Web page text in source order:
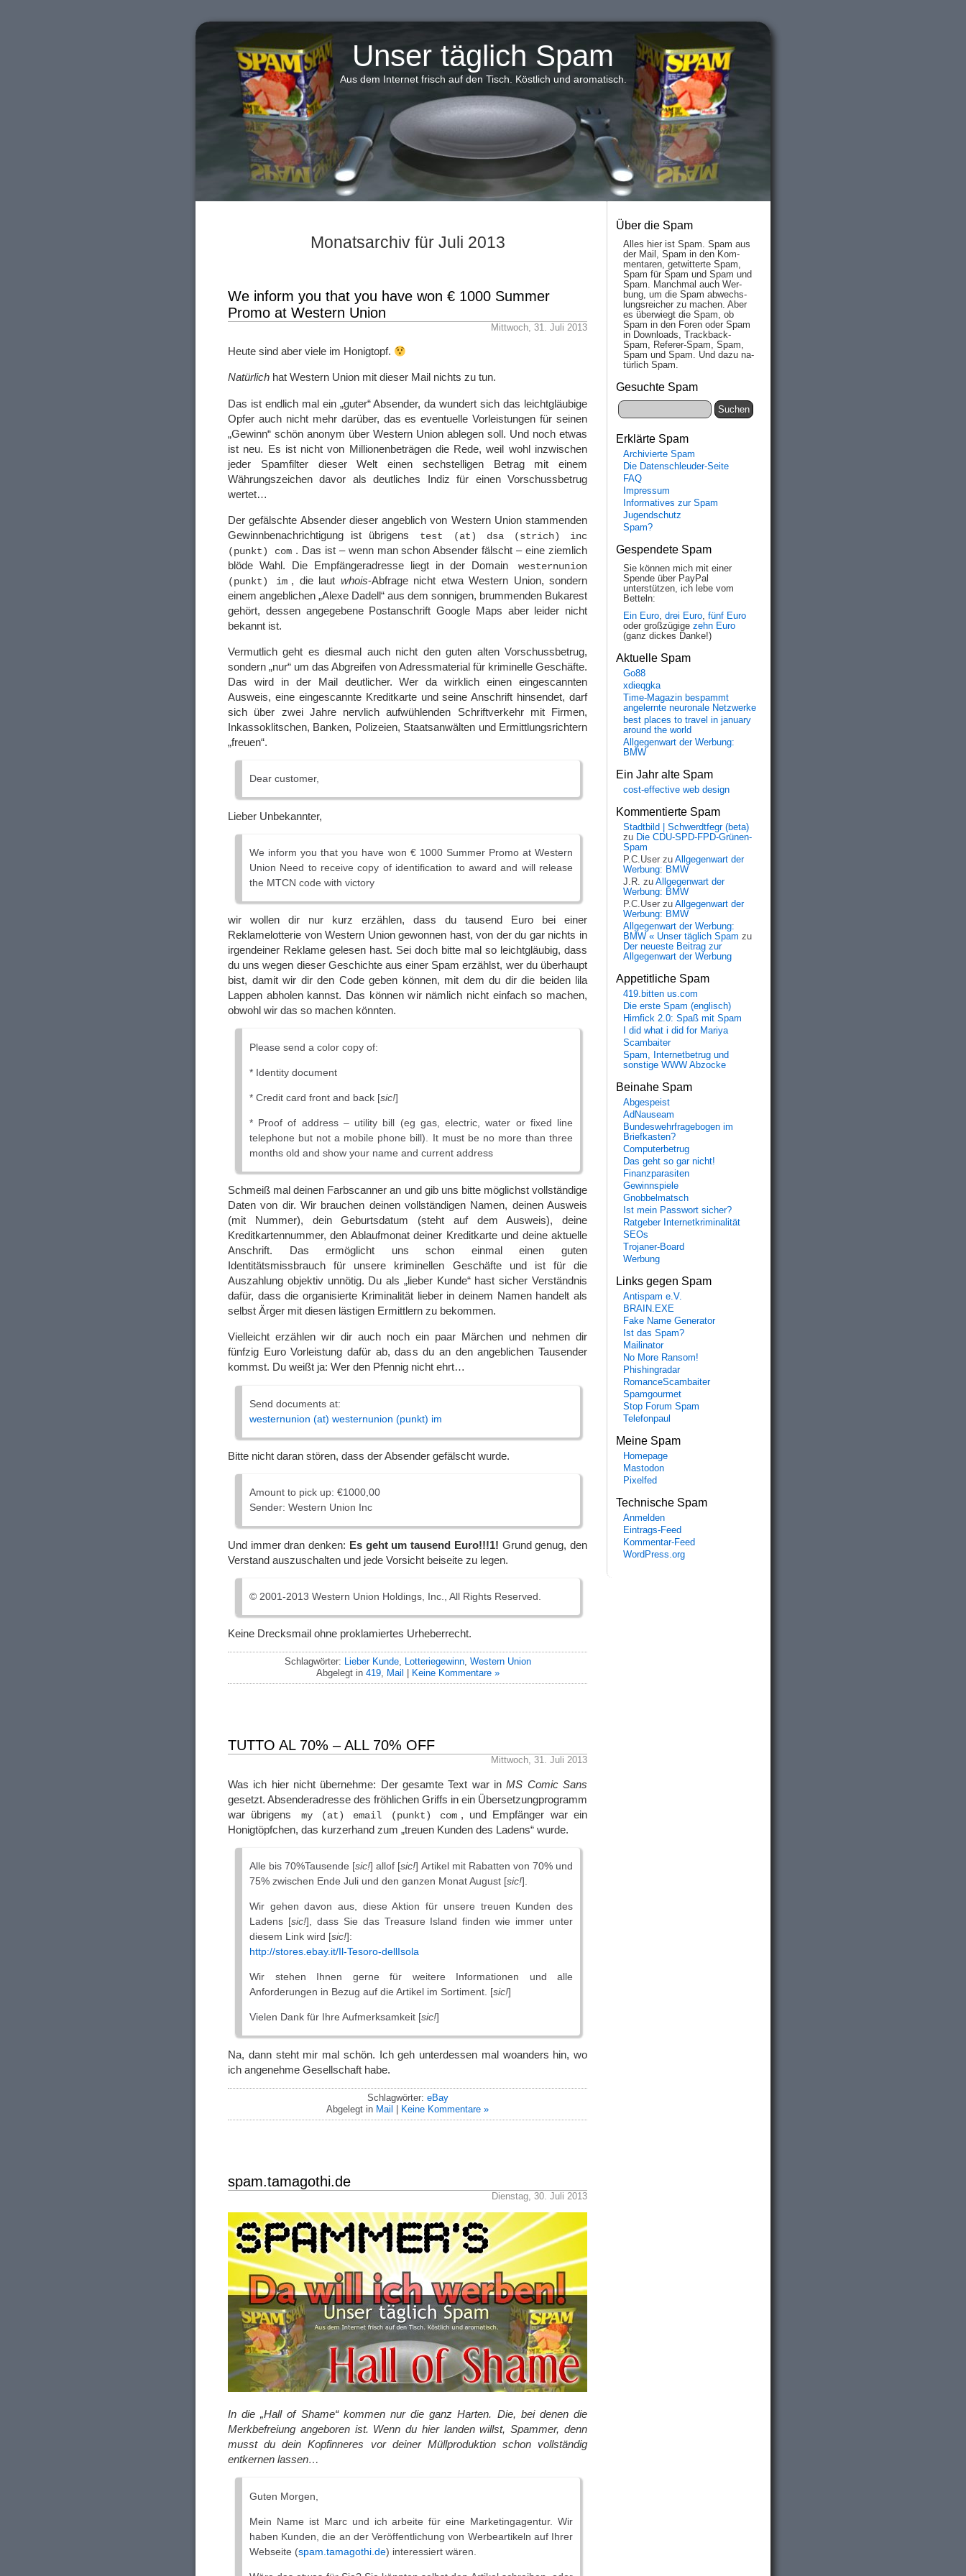
Unser täglich Spam
Aus dem Internet frisch auf den Tisch. Köstlich und aromatisch.
Monatsarchiv für Juli 2013
We inform you that you have won € 1000 Summer
Promo at Western Union
Mittwoch, 31. Juli 2013
Heute sind aber viele im Honigtopf.
Natürlich hat Western Union mit dieser Mail nichts zu tun.
Das ist endlich mal ein „guter“ Absender, da wundert sich das leichtgläubige
Opfer auch nicht mehr darüber, das es eventuelle Vorleistungen für seinen
„Gewinn“ schön anonym über Western Union ablegen soll. Und noch etwas
ist neu. Es ist nicht von Millionenbeträgen die Rede, weil wohl inzwischen
jeder Spamfilter dieser Welt einen sechstelligen Betrag mit einem
Währungszeichen davor als deutliches Indiz für einen Vorschussbetrug
wertet…
Der gefälschte Absender dieser angeblich von Western Union stammenden
Gewinnbenachrichtigung ist übrigens
test (at) dsa (strich) inc
(punkt) com . Das ist – wenn man schon Absender fälscht – eine ziemlich
blöde Wahl. Die Empfängeradresse liegt in der Domain
westernunion
(punkt) im , die laut whois-Abfrage nicht etwa Western Union, sondern
einem angeblichen „Alexe Dadell“ aus dem sonnigen, brummenden Bukarest
gehört, dessen angegebene Postanschrift Google Maps aber leider nicht
bekannt ist.
Vermutlich geht es diesmal auch nicht den guten alten Vorschussbetrug,
sondern „nur“ um das Abgreifen von Adressmaterial für kriminelle Geschäfte.
Das wird in der Mail deutlicher. Wer da wirklich einen eingescannten
Ausweis, eine eingescannte Kreditkarte und seine Anschrift hinsendet, darf
sich über zwei Jahre nervlich aufwühlenden Schriftverkehr mit Firmen,
Inkassoklitschen, Banken, Polizeien, Staatsanwälten und Ermittlungsrichtern
„freuen“.
Dear customer,
Lieber Unbekannter,
We inform you that you have won € 1000 Summer Promo at Western
Union Need to receive copy of identification to award and will release
the MTCN code with victory
wir wollen dir nur kurz erzählen, dass du tausend Euro bei einer
Reklamelotterie von Western Union gewonnen hast, von der du gar nichts in
irgendeiner Reklame gelesen hast. Sei doch bitte mal so leichtgläubig, dass
du uns wegen dieser Geschichte aus einer Spam erzählst, wer du überhaupt
bist, damit wir dir den Code geben können, mit dem du dir die beiden lila
Lappen abholen kannst. Das können wir nämlich nicht einfach so machen,
obwohl wir das so machen könnten.
Please send a color copy of:
* Identity document
* Credit card front and back [sic!]
* Proof of address – utility bill (eg gas, electric, water or fixed line
telephone but not a mobile phone bill). It must be no more than three
months old and show your name and current address
Schmeiß mal deinen Farbscanner an und gib uns bitte möglichst vollständige
Daten von dir. Wir brauchen deinen vollständigen Namen, deinen Ausweis
(mit Nummer), dein Geburtsdatum (steht auf dem Ausweis), deine
Kreditkartennummer, den Ablaufmonat deiner Kreditkarte und deine aktuelle
Anschrift. Das ermöglicht uns schon einmal einen guten
Identitätsmissbrauch für unsere kriminellen Geschäfte und ist für die
Auszahlung objektiv unnötig. Du als „lieber Kunde“ hast sicher Verständnis
dafür, dass die organisierte Kriminalität lieber in deinem Namen handelt als
selbst Ärger mit diesen lästigen Ermittlern zu bekommen.
Vielleicht erzählen wir dir auch noch ein paar Märchen und nehmen dir
fünfzig Euro Vorleistung dafür ab, dass du an den angeblichen Tausender
kommst. Du weißt ja: Wer den Pfennig nicht ehrt…
Send documents at:
westernunion (at) westernunion (punkt) im
Bitte nicht daran stören, dass der Absender gefälscht wurde.
Amount to pick up: €1000,00
Sender: Western Union Inc
Und immer dran denken: Es geht um tausend Euro!!!1! Grund genug, den
Verstand auszuschalten und jede Vorsicht beiseite zu legen.
© 2001-2013 Western Union Holdings, Inc., All Rights Reserved.
Keine Drecksmail ohne proklamiertes Urheberrecht.
Schlagwörter: Lieber Kunde, Lotteriegewinn, Western Union
Abgelegt in 419, Mail Keine Kommentare »
TUTTO AL 70% – ALL 70% OFF
Mittwoch, 31. Juli 2013
Was ich hier nicht übernehme: Der gesamte Text war inMS Comic Sans
gesetzt. Absenderadresse des fröhlichen Griffs in ein Übersetzungprogramm
war übrigens
my (at) email (punkt) com , und Empfänger war ein
Honigtöpfchen, das kurzerhand zum „treuen Kunden des Ladens“ wurde.
Alle bis 70%Tausende [sic!] allof [sic!] Artikel mit Rabatten von 70% und
75% zwischen Ende Juli und den ganzen Monat August [sic!].
Wir gehen davon aus, diese Aktion für unsere treuen Kunden des
Ladens [sic!], dass Sie das Treasure Island finden wie immer unter
diesem Link wird [sic!]:
http://stores.ebay.it/Il-Tesoro-dellIsola
Wir stehen Ihnen gerne für weitere Informationen und alle
Anforderungen in Bezug auf die Artikel im Sortiment. [sic!]
Vielen Dank für Ihre Aufmerksamkeit [sic!]
Na, dann steht mir mal schön. Ich geh unterdessen mal woanders hin, wo
ich angenehme Gesellschaft habe.
Schlagwörter: eBay
Abgelegt in Mail Keine Kommentare »
spam.tamagothi.de
Dienstag, 30. Juli 2013
In die „Hall of Shame“ kommen nur die ganz Harten. Die, bei denen die
Merkbefreiung angeboren ist. Wenn du hier landen willst, Spammer, denn
musst du dein Kopfinneres vor deiner Müllproduktion schon vollständig
entkernen lassen…
Guten Morgen,
Mein Name ist Marc und ich arbeite für eine Marketingagentur. Wir
haben Kunden, die an der Veröffentlichung von Werbeartikeln auf Ihrer
Webseite (spam.tamagothi.de) interessiert wären.
Über die Spam
Alles hier ist Spam. Spam aus
der Mail, Spam in den Kom­
men­taren, ge­twit­ter­te Spam,
Spam für Spam und Spam und
Spam. Manch­mal auch Wer­
bung, um die Spam ab­wechs­
lungs­reich­er zu mach­en. Aber
es über­wiegt die Spam, ob
Spam in den Fo­ren oder Spam
in Down­loads, Track­back-
Spam, Re­fe­rer-Spam, Spam,
Spam und Spam. Und da­zu na­
tür­lich Spam.
Gesuchte Spam
Erklärte Spam
Archivierte Spam
Die Datenschleuder-Seite
FAQ
Impressum
Informatives zur Spam
Jugendschutz
Spam?
Gespendete Spam
Sie können mich mit einer
Spende über PayPal
unterstützen, ich lebe vom
Betteln:
Ein Euro, drei Euro, fünf Euro
oder großzügige zehn Euro
(ganz dickes Danke!)
Aktuelle Spam
Go88
xdieqgka
Time-Magazin bespammt
angelernte neuronale Netzwerke
best places to travel in january
around the world
Allgegenwart der Werbung:
BMW
Ein Jahr alte Spam
cost-effective web design
Kommentierte Spam
Stadtbild | Schwerdtfegr (beta)
zu Die CDU-SPD-FPD-Grünen-
Spam
P.C.User zu Allgegenwart der
Werbung: BMW
J.R. zu Allgegenwart der
Werbung: BMW
P.C.User zu Allgegenwart der
Werbung: BMW
Allgegenwart der Werbung:
BMW « Unser täglich Spam zu
Der neueste Beitrag zur
Allgegenwart der Werbung
Appetitliche Spam
419.bitten us.com
Die erste Spam (englisch)
Hirnfick 2.0: Spaß mit Spam
I did what i did for Mariya
Scambaiter
Spam, Internetbetrug und
sonstige WWW Abzocke
Beinahe Spam
Abgespeist
AdNauseam
Bundeswehrfragebogen im
Briefkasten?
Computerbetrug
Das geht so gar nicht!
Finanzparasiten
Gewinnspiele
Gnobbelmatsch
Ist mein Passwort sicher?
Ratgeber Internetkriminalität
SEOs
Trojaner-Board
Werbung
Links gegen Spam
Antispam e.V.
BRAIN.EXE
Fake Name Generator
Ist das Spam?
Mailinator
No More Ransom!
Phishingradar
RomanceScambaiter
Spamgourmet
Stop Forum Spam
Telefonpaul
Meine Spam
Homepage
Mastodon
Pixelfed
Technische Spam
Anmelden
Eintrags-Feed
Kommentar-Feed
WordPress.org